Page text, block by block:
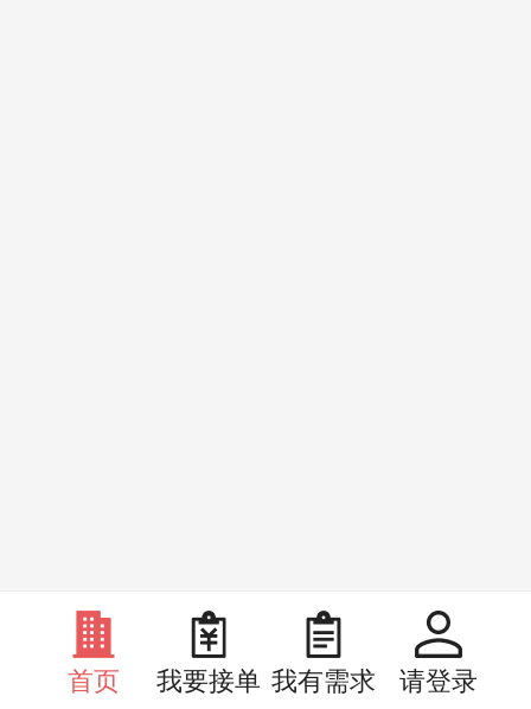
首页 我要接单 我有需求 请登录